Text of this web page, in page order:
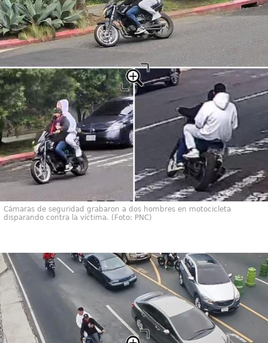
Cámaras de seguridad grabaron a dos hombres en motocicleta
disparando contra la víctima. (Foto: PNC)